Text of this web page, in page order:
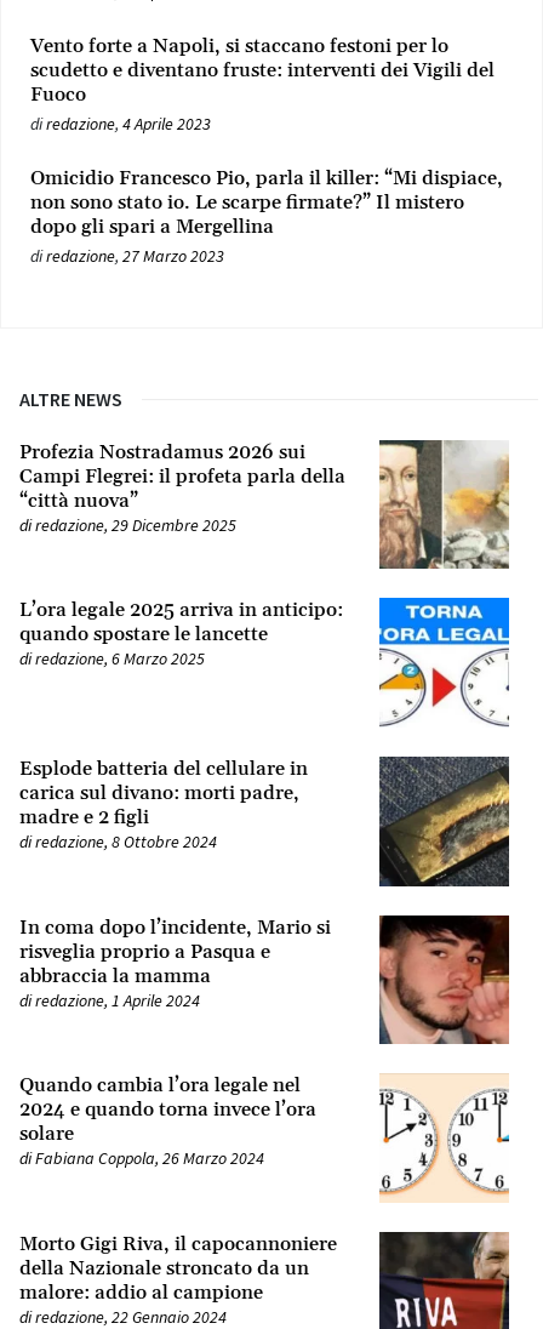
Vento forte a Napoli, si staccano festoni per lo
scudetto e diventano fruste: interventi dei Vigili del
Fuoco
diredazione, 4 Aprile 2023
Omicidio Francesco Pio, parla il killer: “Mi dispiace,
non sono stato io. Le scarpe firmate?” Il mistero
dopo gli spari a Mergellina
diredazione, 27 Marzo 2023
ALTRE NEWS
Profezia Nostradamus 2026 sui
Campi Flegrei: il profeta parla della
“città nuova”
diredazione, 29 Dicembre 2025
L’ora legale 2025 arriva in anticipo:
quando spostare le lancette
diredazione, 6 Marzo 2025
Esplode batteria del cellulare in
carica sul divano: morti padre,
madre e 2 figli
diredazione, 8 Ottobre 2024
In coma dopo l’incidente, Mario si
risveglia proprio a Pasqua e
abbraccia la mamma
diredazione, 1 Aprile 2024
Quando cambia l’ora legale nel
2024 e quando torna invece l’ora
solare
diFabiana Coppola, 26 Marzo 2024
Morto Gigi Riva, il capocannoniere
della Nazionale stroncato da un
malore: addio al campione
diredazione, 22 Gennaio 2024